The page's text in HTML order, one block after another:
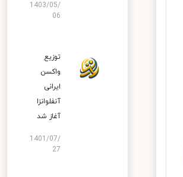
1403/05/
06
توزیع
واکسن
ایرانی
آنفلوانزا
آغاز شد
1401/07/
27